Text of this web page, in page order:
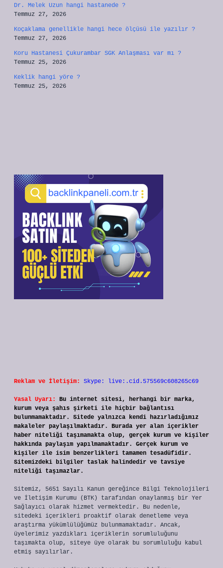
Dr. Melek Uzun hangi hastanede ?
Temmuz 27, 2026
Koçaklama genellikle hangi hece ölçüsü ile yazılır ?
Temmuz 27, 2026
Koru Hastanesi Çukurambar SGK Anlaşması var mı ?
Temmuz 25, 2026
Keklik hangi yöre ?
Temmuz 25, 2026
Reklam ve İletişim: Skype: live:.cid.575569c608265c69
Yasal Uyarı:
Bu internet sitesi, herhangi bir marka,
kurum veya şahıs şirketi ile hiçbir bağlantısı
bulunmamaktadır. Sitede yalnızca kendi hazırladığımız
makaleler paylaşılmaktadır. Burada yer alan içerikler
haber niteliği taşımamakta olup, gerçek kurum ve kişiler
hakkında paylaşım yapılmamaktadır. Gerçek kurum ve
kişiler ile isim benzerlikleri tamamen tesadüfidir.
Sitemizdeki bilgiler taslak halindedir ve tavsiye
niteliği taşımazlar.
Sitemiz, 5651 Sayılı Kanun gereğince Bilgi Teknolojileri
ve İletişim Kurumu (BTK) tarafından onaylanmış bir Yer
Sağlayıcı olarak hizmet vermektedir. Bu nedenle,
sitedeki içerikleri proaktif olarak denetleme veya
araştırma yükümlülüğümüz bulunmamaktadır. Ancak,
üyelerimiz yazdıkları içeriklerin sorumluluğunu
taşımakta olup, siteye üye olarak bu sorumluluğu kabul
etmiş sayılırlar.